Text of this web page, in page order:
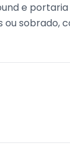
e portaria
sobrado,